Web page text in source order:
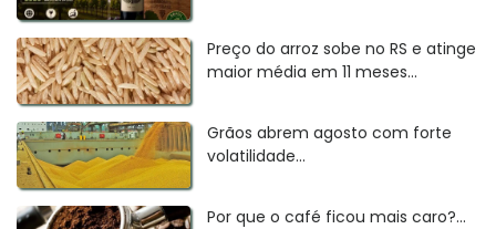
Preço do arroz sobe no RS e atinge
maior média em 11 meses...
Grãos abrem agosto com forte
volatilidade...
Por que o café ficou mais caro?...